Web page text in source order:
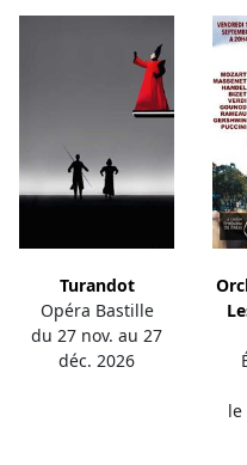
Turandot
Opéra Bastille
du 27 nov. au 27
déc. 2026
le